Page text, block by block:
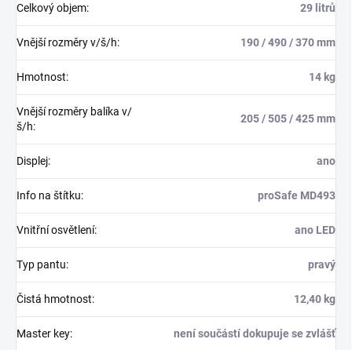
Celkový objem: 29 litrů
Vnější rozměry v/š/h: 190 / 490 / 370 mm
Hmotnost: 14 kg
Vnější rozměry balíka v/
š/h:
205 / 505 / 425 mm
Displej: ano
Info na štítku: proSafe MD493
Vnitřní osvětlení: ano LED
Typ pantu: pravý
Čistá hmotnost: 12,40 kg
Master key: není součástí dokupuje se zvlášť